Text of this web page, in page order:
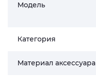
Модель
Категория
Материал аксессуара